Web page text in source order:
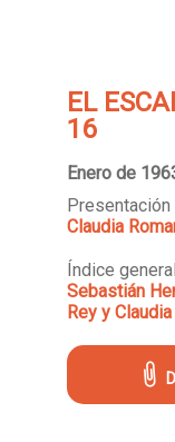
EL
16
Enero de
Claudia
Índice general
Sebastián
Rey y